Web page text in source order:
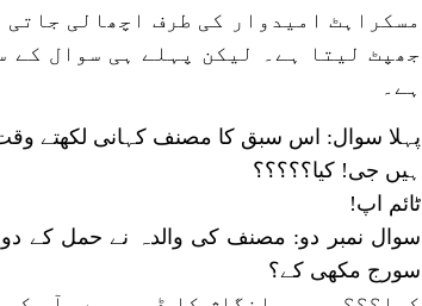
مسکراہٹ امیدوار کی طرف اچھالی
جھپٹ لیتا ہے۔ لیکن پہلے ہی سوال کے
ہے۔
پہلا سوال: اس سبق کا مصنف کہانی لکھتے وقت
ہیں جی! کیا؟؟؟؟؟
ٹائم اپ!
سوال نمبر دو: مصنف کی والدہ نے حمل کے
سورج مکھی کے؟